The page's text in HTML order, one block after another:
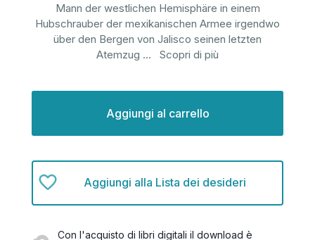
Mann der westlichen Hemisphäre in einem
Hubschrauber der mexikanischen Armee irgendwo
über den Bergen von Jalisco seinen letzten
Atemzug ... Scopri di più
Aggiungi alla Lista dei desideri
Con l'acquisto di libri digitali il download è